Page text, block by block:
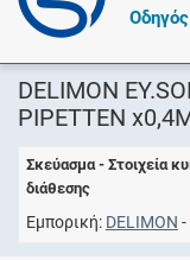
DELIMON
PIPETTEN
Σκεύασμα - Στοιχεία
διάθεσης
Εμπορική DELIMON